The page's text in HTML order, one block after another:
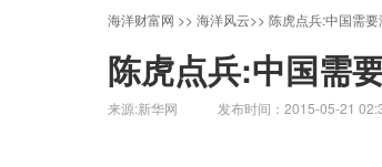
海洋财富网 >> 海洋风云>> 陈虎点兵:中国需
陈虎点兵:中国需
来源:新华网 发布时间：2015-05-21